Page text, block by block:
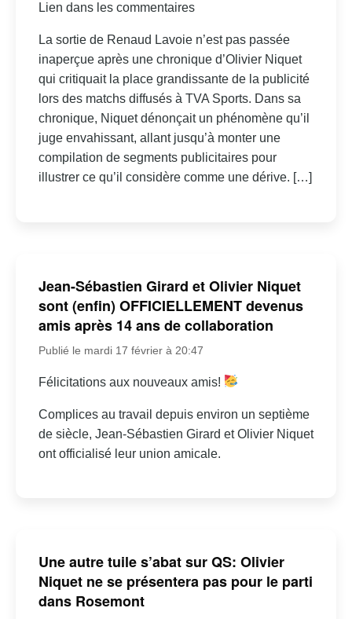
Lien dans les commentaires
La sortie de Renaud Lavoie n’est pas passée
inaperçue après une chronique d’Olivier Niquet
qui critiquait la place grandissante de la publicité
lors des matchs diffusés à TVA Sports. Dans sa
chronique, Niquet dénonçait un phénomène qu’il
juge envahissant, allant jusqu’à monter une
compilation de segments publicitaires pour
illustrer ce qu’il considère comme une dérive. […]
Jean-Sébastien Girard et Olivier Niquet
sont (enfin) OFFICIELLEMENT devenus
amis après 14 ans de collaboration
Publié le mardi 17 février à 20:47
Félicitations aux nouveaux amis!
Complices au travail depuis environ un septième
de siècle, Jean-Sébastien Girard et Olivier Niquet
ont officialisé leur union amicale.
Une autre tuile s’abat sur QS: Olivier
Niquet ne se présentera pas pour le parti
dans Rosemont